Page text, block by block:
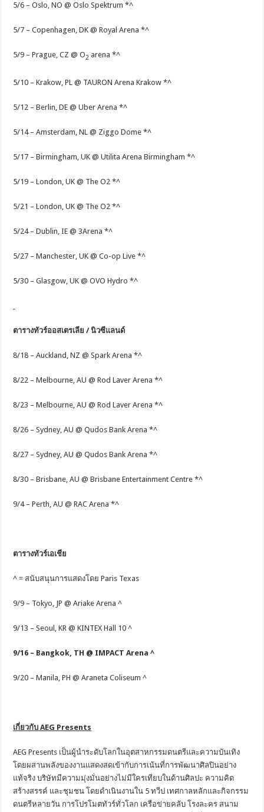
5/6 – Oslo, NO @ Oslo Spektrum *^
5/7 – Copenhagen, DK @ Royal Arena *^
5/9 – Prague, CZ @ O2 arena *^
5/10 – Krakow, PL @ TAURON Arena Krakow *^
5/12 – Berlin, DE @ Uber Arena *^
5/14 – Amsterdam, NL @ Ziggo Dome *^
5/17 – Birmingham, UK @ Utilita Arena Birmingham *^
5/19 – London, UK @ The O2 *^
5/21 – London, UK @ The O2 *^
5/24 – Dublin, IE @ 3Arena *^
5/27 – Manchester, UK @ Co-op Live *^
5/30 – Glasgow, UK @ OVO Hydro *^
ตารางทัวร์ออสเตรเลีย / นิวซีแลนด์
8/18 – Auckland, NZ @ Spark Arena *^
8/22 – Melbourne, AU @ Rod Laver Arena *^
8/23 – Melbourne, AU @ Rod Laver Arena *^
8/26 – Sydney, AU @ Qudos Bank Arena *^
8/27 – Sydney, AU @ Qudos Bank Arena *^
8/30 – Brisbane, AU @ Brisbane Entertainment Centre *^
9/4 – Perth, AU @ RAC Arena *^
ตารางทัวร์เอเชีย
^ = สนับสนุนการแสดงโดย Paris Texas
9/9 – Tokyo, JP @ Ariake Arena ^
9/13 – Seoul, KR @ KINTEX Hall 10 ^
9/16 – Bangkok, TH @ IMPACT Arena ^
9/20 – Manila, PH @ Araneta Coliseum ^
เกี่ยวกับ AEG Presents
AEG Presents เป็นผู้นำระดับโลกในอุตสาหกรรมดนตรีและความบันเทิง
โดยผสานพลังของงานแสดงสดเข้ากับการเน้นที่การพัฒนาศิลปินอย่าง
แท้จริง บริษัทมีความมุ่งมั่นอย่างไม่มีใครเทียบในด้านศิลปะ ความคิด
สร้างสรรค์ และชุมชน โดยดำเนินงานใน 5 ทวีป เทศกาลหลักและกิจกรรม
ดนตรีหลายวัน การโปรโมตทัวร์ทั่วโลก เครือข่ายคลับ โรงละคร สนาม